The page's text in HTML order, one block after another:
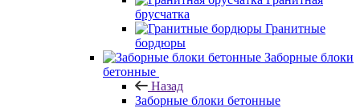
брусчатка
Гранитные
бордюры
Заборные блоки
бетонные
Назад
Заборные блоки бетонные